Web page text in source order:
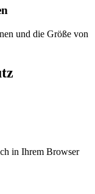
und die Größe von
in Ihrem Browser